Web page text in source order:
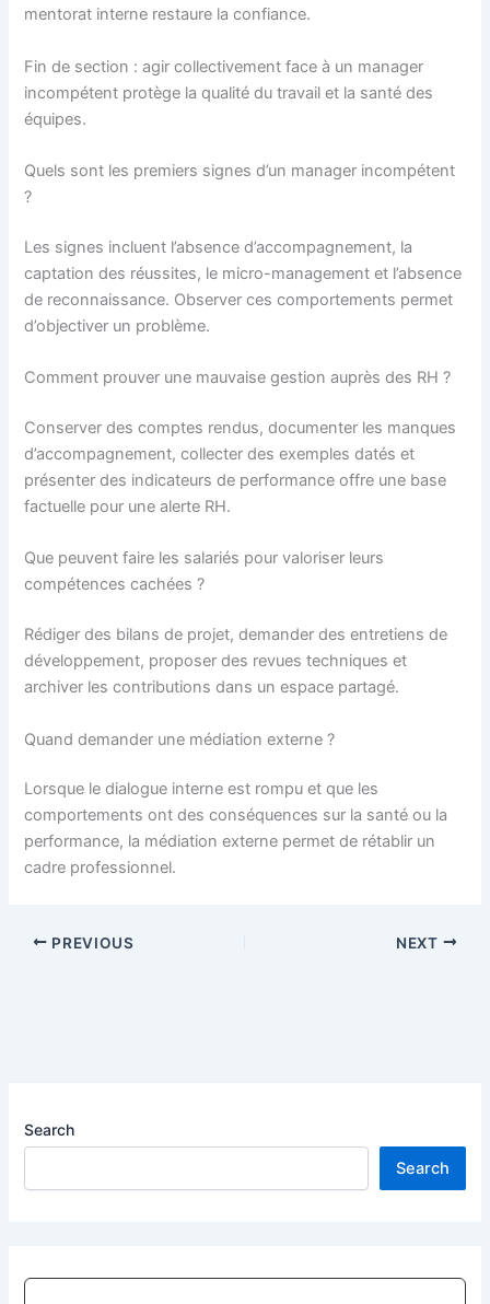
mentorat interne restaure la confiance.
Fin de section : agir collectivement face à un manager
incompétent protège la qualité du travail et la santé des
équipes.
Quels sont les premiers signes d’un manager incompétent
?
Les signes incluent l’absence d’accompagnement, la
captation des réussites, le micro-management et l’absence
de reconnaissance. Observer ces comportements permet
d’objectiver un problème.
Comment prouver une mauvaise gestion auprès des RH ?
Conserver des comptes rendus, documenter les manques
d’accompagnement, collecter des exemples datés et
présenter des indicateurs de performance offre une base
factuelle pour une alerte RH.
Que peuvent faire les salariés pour valoriser leurs
compétences cachées ?
Rédiger des bilans de projet, demander des entretiens de
développement, proposer des revues techniques et
archiver les contributions dans un espace partagé.
Quand demander une médiation externe ?
Lorsque le dialogue interne est rompu et que les
comportements ont des conséquences sur la santé ou la
performance, la médiation externe permet de rétablir un
cadre professionnel.
PREVIOUS NEXT
Search
Search